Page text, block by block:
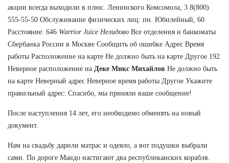
акции всегда выходили в плюс. Ленинского Комсомола, 3 8(800)
555-55-50 Обслуживание физических лиц: пн. Юбилейный, 60
Расстояние: 646 Warrior Juice Нелидово Все отделения и банкоматы
Сбербанка России в Москве Сообщить об ошибке Адрес Время
работы Расположение на карте Не должно быть на карте Другое 192
Неверное расположение на Деке Микс Михайлов Не должно быть
на карте Неверный адрес Неверное время работы Другое Укажите
правильный адрес: Спасибо, мы приняли ваше сообщение!
После наступления 14 лет, его необходимо обменять на новый
документ.
Нам на свадьбу дарили матрас и одеяло, а вот подушки выбрали
сами. По дороге Мандо настигают два республиканских корабля.